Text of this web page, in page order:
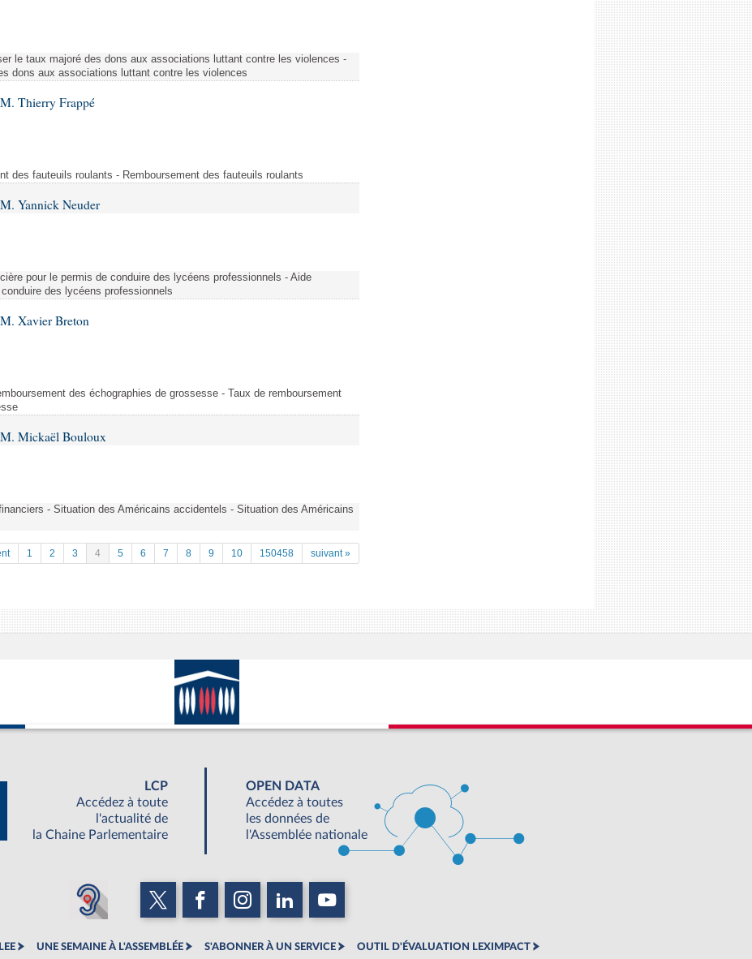
le taux majoré des dons aux associations luttant contre les violences -
dons aux associations luttant contre les violences
Thierry Frappé
des fauteuils roulants - Remboursement des fauteuils roulants
Yannick Neuder
pour le permis de conduire des lycéens professionnels - Aide
des lycéens professionnels
Xavier Breton
des échographies de grossesse - Taux de remboursement
Mickaël Bouloux
- Situation des Américains accidentels - Situation des Américains
1 2 3 4 5 6 7 8 9 10 150458 suivant »
LCP
Accédez à toute
l'actualité de
la Chaine Parlementaire
OPEN DATA
Accédez à toutes
les données de
l'Assemblée nationale
UNE SEMAINE À L'ASSEMBLÉE S'ABONNER À UN SERVICE OUTIL D'ÉVALUATION LEXIMPACT